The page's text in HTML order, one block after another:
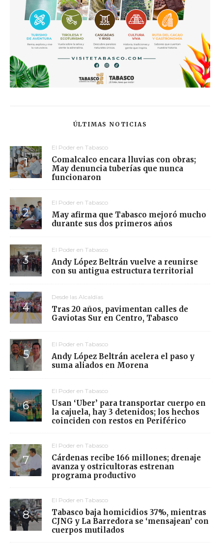
ÚLTIMAS NOTICIAS
El Poder en Tabasco
Comalcalco encara lluvias con obras;
May denuncia tuberías que nunca
funcionaron
El Poder en Tabasco
May afirma que Tabasco mejoró mucho
durante sus dos primeros años
El Poder en Tabasco
Andy López Beltrán vuelve a reunirse
con su antigua estructura territorial
Desde las Alcaldías
Tras 20 años, pavimentan calles de
Gaviotas Sur en Centro, Tabasco
El Poder en Tabasco
Andy López Beltrán acelera el paso y
suma aliados en Morena
El Poder en Tabasco
Usan ‘Uber’ para transportar cuerpo en
la cajuela, hay 3 detenidos; los hechos
coinciden con restos en Periférico
El Poder en Tabasco
Cárdenas recibe 166 millones; drenaje
avanza y ostricultoras estrenan
programa productivo
El Poder en Tabasco
Tabasco baja homicidios 37%, mientras
CJNG y La Barredora se ‘mensajean’ con
cuerpos mutilados